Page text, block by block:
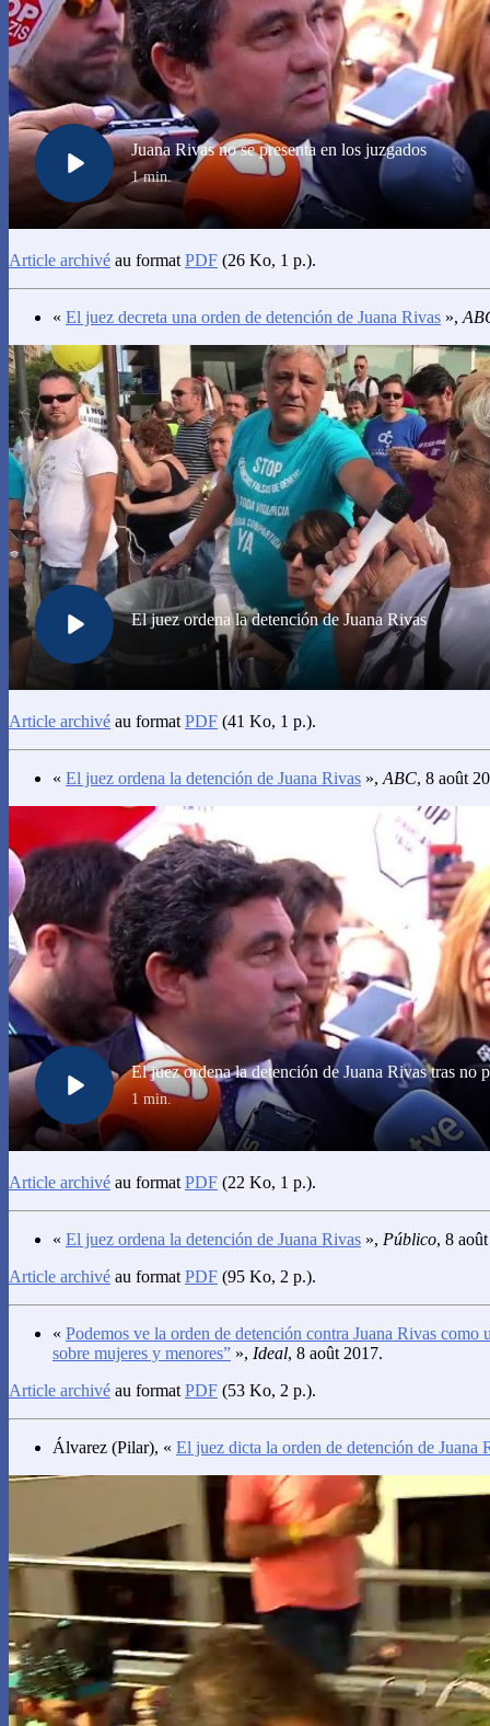
Article archivé au formatPDF (26 Ko, 1 p.).
« El juez decreta una orden de detención de Juana Rivas »,
Article archivé au formatPDF (41 Ko, 1 p.).
« El juez ordena la detención de Juana Rivas »,ABC, 8 août
Article archivé au formatPDF (22 Ko, 1 p.).
« El juez ordena la detención de Juana Rivas », Público, 8
Article archivé au formatPDF (95 Ko, 2 p.).
« Podemos ve la orden de detención contra Juana Rivas como
sobre mujeres y menores” », Ideal, 8 août 2017.
Article archivé au formatPDF (53 Ko, 2 p.).
Álvarez (Pilar), « El juez dicta la orden de detención de Juana